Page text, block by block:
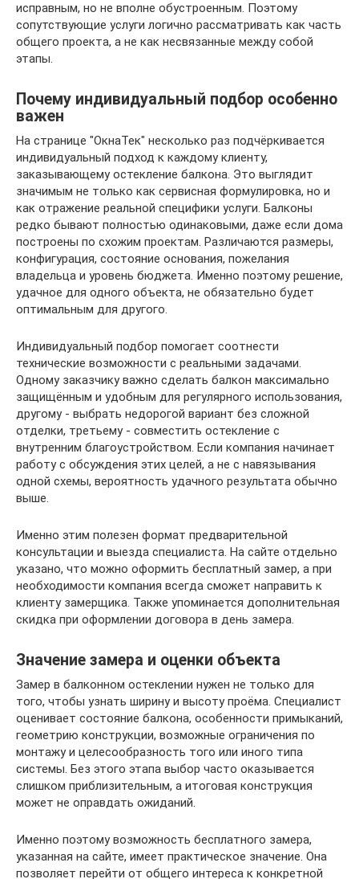
исправным, но не вполне обустроенным. Поэтому
сопутствующие услуги логично рассматривать как часть
общего проекта, а не как несвязанные между собой
этапы.
Почему индивидуальный подбор особенно
важен
На странице "ОкнаТек" несколько раз подчёркивается
индивидуальный подход к каждому клиенту,
заказывающему остекление балкона. Это выглядит
значимым не только как сервисная формулировка, но и
как отражение реальной специфики услуги. Балконы
редко бывают полностью одинаковыми, даже если дома
построены по схожим проектам. Различаются размеры,
конфигурация, состояние основания, пожелания
владельца и уровень бюджета. Именно поэтому решение,
удачное для одного объекта, не обязательно будет
оптимальным для другого.
Индивидуальный подбор помогает соотнести
технические возможности с реальными задачами.
Одному заказчику важно сделать балкон максимально
защищённым и удобным для регулярного использования,
другому - выбрать недорогой вариант без сложной
отделки, третьему - совместить остекление с
внутренним благоустройством. Если компания начинает
работу с обсуждения этих целей, а не с навязывания
одной схемы, вероятность удачного результата обычно
выше.
Именно этим полезен формат предварительной
консультации и выезда специалиста. На сайте отдельно
указано, что можно оформить бесплатный замер, а при
необходимости компания всегда сможет направить к
клиенту замерщика. Также упоминается дополнительная
скидка при оформлении договора в день замера.
Значение замера и оценки объекта
Замер в балконном остеклении нужен не только для
того, чтобы узнать ширину и высоту проёма. Специалист
оценивает состояние балкона, особенности примыканий,
геометрию конструкции, возможные ограничения по
монтажу и целесообразность того или иного типа
системы. Без этого этапа выбор часто оказывается
слишком приблизительным, а итоговая конструкция
может не оправдать ожиданий.
Именно поэтому возможность бесплатного замера,
указанная на сайте, имеет практическое значение. Она
позволяет перейти от общего интереса к конкретной